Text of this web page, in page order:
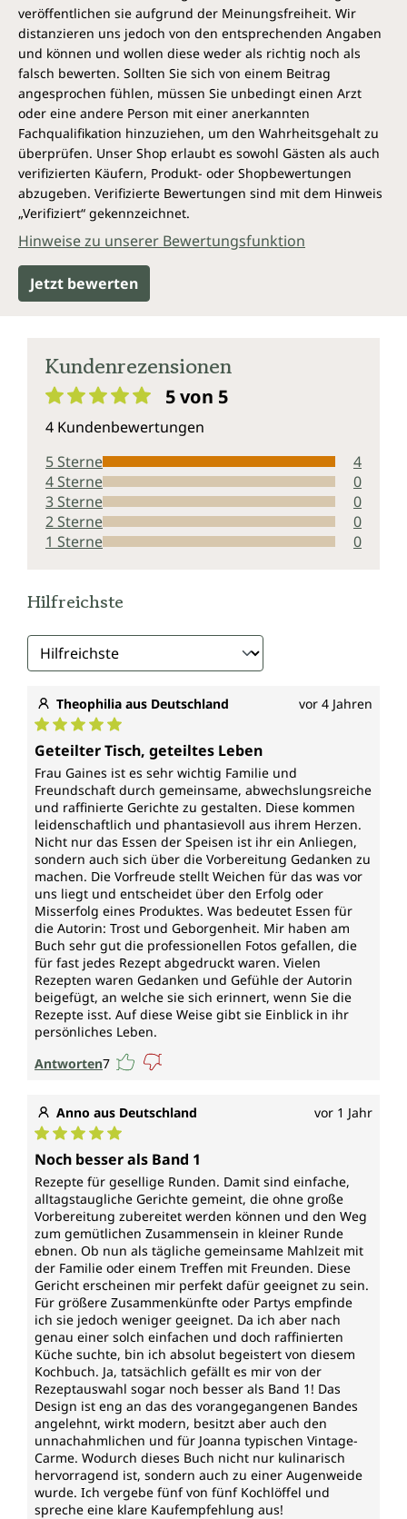
veröffentlichen sie aufgrund der Meinungsfreiheit. Wir
distanzieren uns jedoch von den entsprechenden Angaben
und können und wollen diese weder als richtig noch als
falsch bewerten. Sollten Sie sich von einem Beitrag
angesprochen fühlen, müssen Sie unbedingt einen Arzt
oder eine andere Person mit einer anerkannten
Fachqualifikation hinzuziehen, um den Wahrheitsgehalt zu
überprüfen. Unser Shop erlaubt es sowohl Gästen als auch
verifizierten Käufern, Produkt- oder Shopbewertungen
abzugeben. Verifizierte Bewertungen sind mit dem Hinweis
„Verifiziert“ gekennzeichnet.
Hinweise zu unserer Bewertungsfunktion
Jetzt bewerten
Kundenrezensionen
5 von 5
4 Kundenbewertungen
5 Sterne
4
4 Sterne
0
3 Sterne
0
2 Sterne
0
1 Sterne
0
Hilfreichste
Theophilia aus Deutschland vor 4 Jahren
Durchschnittliche Bewertung von 5 von 5 Sternen
Geteilter Tisch, geteiltes Leben
Frau Gaines ist es sehr wichtig Familie und
Freundschaft durch gemeinsame, abwechslungsreiche
und raffinierte Gerichte zu gestalten. Diese kommen
leidenschaftlich und phantasievoll aus ihrem Herzen.
Nicht nur das Essen der Speisen ist ihr ein Anliegen,
sondern auch sich über die Vorbereitung Gedanken zu
machen. Die Vorfreude stellt Weichen für das was vor
uns liegt und entscheidet über den Erfolg oder
Misserfolg eines Produktes. Was bedeutet Essen für
die Autorin: Trost und Geborgenheit. Mir haben am
Buch sehr gut die professionellen Fotos gefallen, die
für fast jedes Rezept abgedruckt waren. Vielen
Rezepten waren Gedanken und Gefühle der Autorin
beigefügt, an welche sie sich erinnert, wenn Sie die
Rezepte isst. Auf diese Weise gibt sie Einblick in ihr
persönliches Leben.
Antworten7
Anno aus Deutschland vor 1 Jahr
Durchschnittliche Bewertung von 5 von 5 Sternen
Noch besser als Band 1
Rezepte für gesellige Runden. Damit sind einfache,
alltagstaugliche Gerichte gemeint, die ohne große
Vorbereitung zubereitet werden können und den Weg
zum gemütlichen Zusammensein in kleiner Runde
ebnen. Ob nun als tägliche gemeinsame Mahlzeit mit
der Familie oder einem Treffen mit Freunden. Diese
Gericht erscheinen mir perfekt dafür geeignet zu sein.
Für größere Zusammenkünfte oder Partys empfinde
ich sie jedoch weniger geeignet. Da ich aber nach
genau einer solch einfachen und doch raffinierten
Küche suchte, bin ich absolut begeistert von diesem
Kochbuch. Ja, tatsächlich gefällt es mir von der
Rezeptauswahl sogar noch besser als Band 1! Das
Design ist eng an das des vorangegangenen Bandes
angelehnt, wirkt modern, besitzt aber auch den
unnachahmlichen und für Joanna typischen Vintage-
Carme. Wodurch dieses Buch nicht nur kulinarisch
hervorragend ist, sondern auch zu einer Augenweide
wurde. Ich vergebe fünf von fünf Kochlöffel und
spreche eine klare Kaufempfehlung aus!